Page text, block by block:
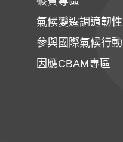
氣候變遷調適韌性
參與國際氣候行動
因應CBAM專區